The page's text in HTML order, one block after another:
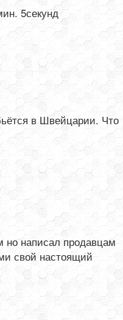
5секунд
в Швейцарии. Что
но написал продавцам
свой настоящий